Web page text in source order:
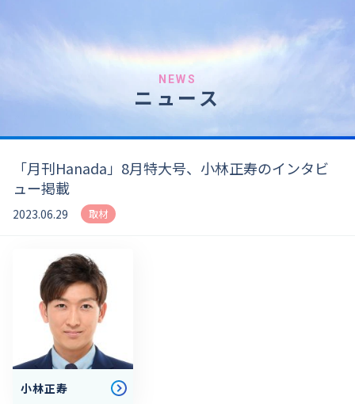
NEWS
ニュース
「月刊Hanada」8月特大号、小林正寿のインタビ
ュー掲載
2023.06.29 取材
小林正寿